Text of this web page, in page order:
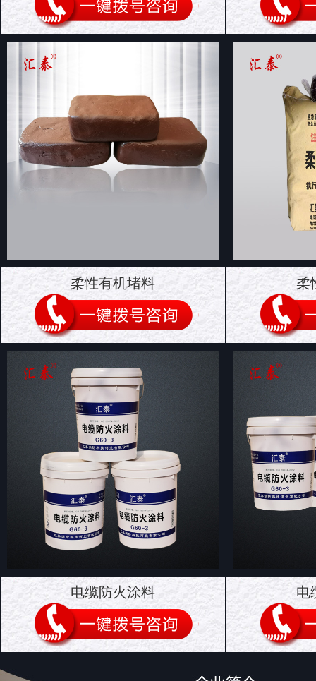
柔性有机堵料 柔
电缆防火涂料 电